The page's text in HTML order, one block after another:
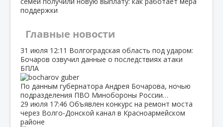
поддержки
Главные новости
31 июля 12:11 Волгоградская область под ударом:
Бочаров озвучил данные о последствиях атаки
БПЛА
По данным губернатора Андрея Бочарова, ночью
подразделения ПВО Минобороны России…
29 июля 17:46 Объявлен конкурс на ремонт моста
через Волго‑Донской канал в Красноармейском
районе